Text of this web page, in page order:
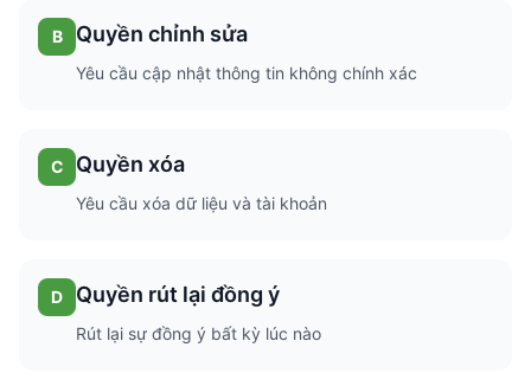
B Quyền chỉnh sửa
Yêu cầu cập nhật thông tin không chính xác
C Quyền xóa
Yêu cầu xóa dữ liệu và tài khoản
D Quyền rút lại đồng ý
Rút lại sự đồng ý bất kỳ lúc nào